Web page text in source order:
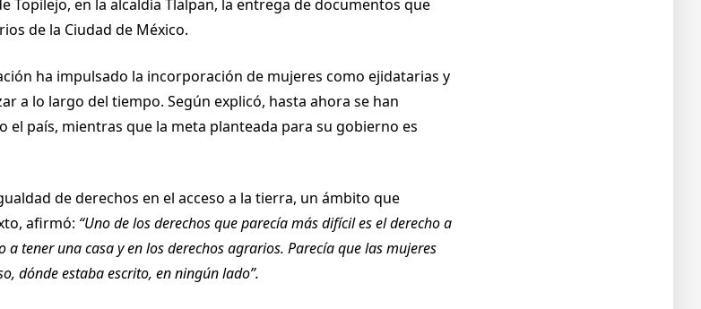
Topilejo, en la alcaldía Tlalpan, la entrega de documentos que
de la Ciudad de México.
ha impulsado la incorporación de mujeres como ejidatarias y
a lo largo del tiempo. Según explicó, hasta ahora se han
país, mientras que la meta planteada para su gobierno es
de derechos en el acceso a la tierra, un ámbito que
afirmó: “Uno de los derechos que parecía más difícil es el derecho a
tener una casa y en los derechos agrarios. Parecía que las mujeres
dónde estaba escrito, en ningún lado”.